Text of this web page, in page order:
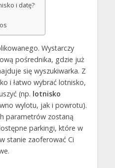
i datę?
Wystarczy
pośrednika, gdzie już
się wyszukiwarka. Z
i łatwo wybrać lotnisko,
(np. lotnisko
wylotu, jak i powrotu).
parametrów zostaną
parkingi, które w
stanie zaoferować Ci